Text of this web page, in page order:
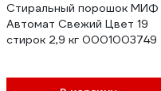
Стиральный порошок МИФ
Автомат Свежий Цвет 19
стирок 2,9 кг 0001003749